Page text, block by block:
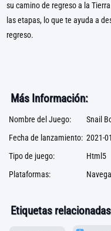
su camino de regreso a la
las etapas, lo que te ayuda a
regreso.
Más Información:
Nombre del Juego:
Snail
Fecha de lanzamiento: 2021-
Tipo de juego:
Html5
Plataformas:
Etiquetas